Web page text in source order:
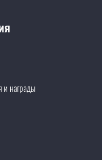
и награды